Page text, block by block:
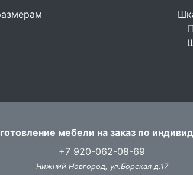
мебели на заказ по
+7 920-062-08-69
Нижний Новгород, ул.Борская д.17